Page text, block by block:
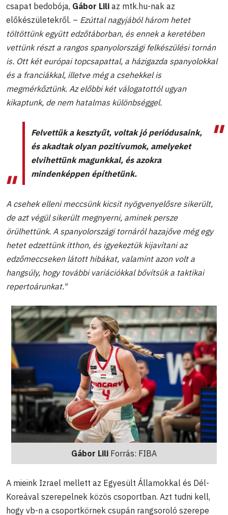
csapat bedobója, Gábor Lili az mtk.hu-nak az
előkészületekről. – Ezúttal nagyjából három hetet
töltöttünk együtt edzőtáborban, és ennek a keretében
vettünk részt a rangos spanyolországi felkészülési tornán
is. Ott két európai topcsapattal, a házigazda spanyolokkal
és a franciákkal, illetve még a csehekkel is
megmérkőztünk. Az előbbi két válogatottól ugyan
kikaptunk, de nem hatalmas különbséggel.
Felvettük a kesztyűt, voltak jó periódusaink,
és akadtak olyan pozitívumok, amelyeket
elvihettünk magunkkal, és azokra
mindenképpen építhetünk.
A csehek elleni meccsünk kicsit nyögvenyelősre sikerült,
de azt végül sikerült megnyerni, aminek persze
örülhettünk. A spanyolországi tornáról hazajőve még egy
hetet edzettünk itthon, és igyekeztük kijavítani az
edzőmeccseken látott hibákat, valamint azon volt a
hangsúly, hogy további variációkkal bővítsük a taktikai
repertoárunkat."
Gábor Lili Forrás: FIBA
A mieink Izrael mellett az Egyesült Államokkal és Dél-
Koreával szerepelnek közös csoportban. Azt tudni kell,
hogy vb-n a csoportkörnek csupán rangsoroló szerepe